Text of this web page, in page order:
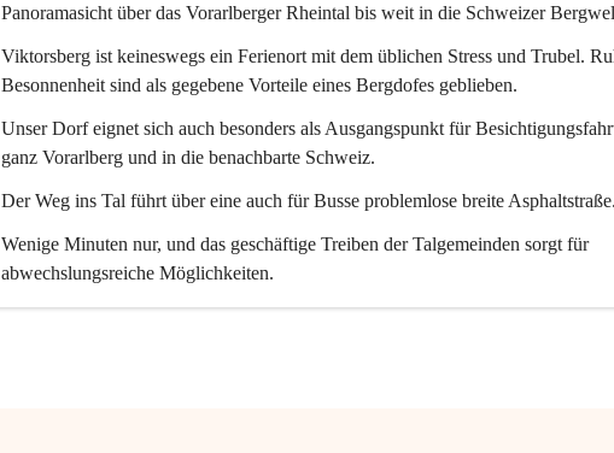
Panoramasicht über das Vorarlberger Rheintal bis weit in die Schweizer
Viktorsberg ist keineswegs ein Ferienort mit dem üblichen Stress und Trubel.
Besonnenheit sind als gegebene Vorteile eines Bergdofes geblieben.
Unser Dorf eignet sich auch besonders als Ausgangspunkt für
ganz Vorarlberg und in die benachbarte Schweiz.
Der Weg ins Tal führt über eine auch für Busse problemlose breite
Wenige Minuten nur, und das geschäftige Treiben der Talgemeinden sorgt für
abwechslungsreiche Möglichkeiten.